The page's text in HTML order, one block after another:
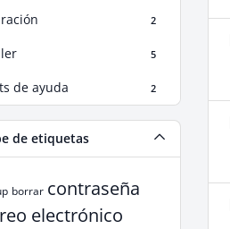
2
5
de ayuda 2
de etiquetas
borrar contraseña
electrónico